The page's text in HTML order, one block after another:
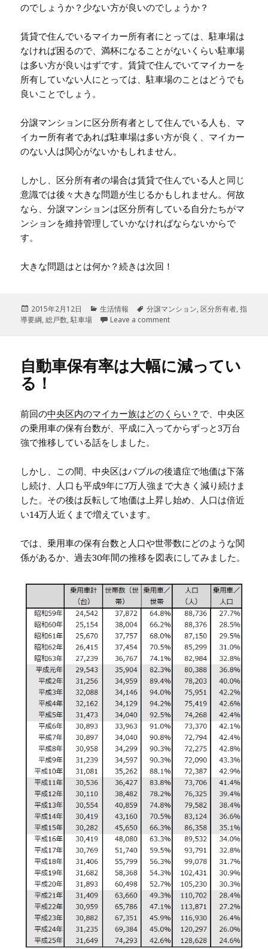
のでしょうか？少ない方が良いのでしょうか？
賃貸で住んでいるマイカー所有者にとっては、駐車場は
なければ困るので、満杯になることがないくらい駐車場
は多い方が良いはずです。賃貸で住んでいてマイカーを
所有していない人にとっては、駐車場のことはどうでも
良いことでしょう。
分譲マンションに区分所有者として住んでいる人も、マ
イカー所有者であれば駐車場は多い方が良く、マイカー
のない人は関心がないかもしれません。
しかし、区分所有者の場合は賃貸で住んでいる人と同じ
意識では後々大きな問題が生じるかもしれません。何故
なら、分譲マンションは区分所有している自分たちがマ
ンションを維持管理していかなければならないからで
す。
大きな問題はとは何か？続きは次回！
投
稿
2015年2月12日
カ
テ
生活情報
タ
グ
分譲マンション,区分所有者,指
導要綱,総戸数,駐車場 Leave a comment
自動車保有率は大幅に減ってい
る！
前回の中央区内のマイカー族はどのくらい？ で、中央区
の乗用車の保有台数が、平成に入ってからずっと3万台
強で推移している話をしました。
しかし、この間、中央区はバブルの後遺症で地価は下落
し続け、人口も平成9年に7万人強まで大きく減り続けま
した。その後は反転して地価は上昇し始め、人口は倍近
い14万人近くまで増えています。
では、乗用車の保有台数と人口や世帯数にどのような関
係があるか、過去30年間の推移を図表にしてみました。